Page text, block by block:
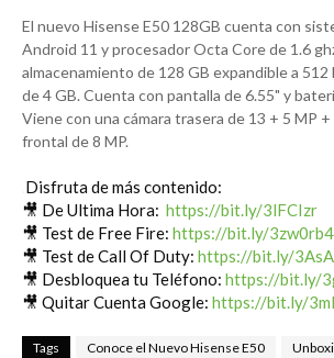
El nuevo Hisense E50 128GB cuenta con
Android 11 y procesador Octa Core de 1.6
almacenamiento de 128 GB expandible a 512
de 4 GB. Cuenta con pantalla de 6.55" y
Viene con una cámara trasera de 13 + 5 MP
frontal de 8 MP.
Disfruta de más contenido:
🎥 De Ultima Hora: https://bit.ly/3lFCIzr
🎥 Test de Free Fire: https://bit.ly/3zw0rb4
🎥 Test de Call Of Duty: https://bit.ly/
🎥 Desbloquea tu Teléfono: https://bit.ly/
🎥 Quitar Cuenta Google: https://bit.ly/
Tags Conoce el Nuevo Hisense E50